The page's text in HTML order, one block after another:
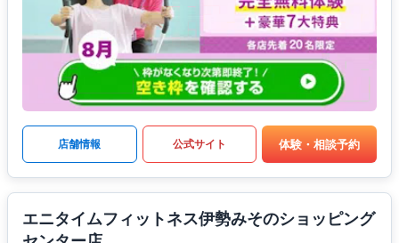
店舗情報 公式サイト 体験・相談予約
エニタイムフィットネス伊勢みそのショッピング